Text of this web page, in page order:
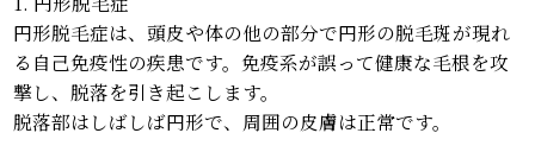
円形脱毛症は、頭皮や体の他の部分で円形の脱毛斑が現れ
る自己免疫性の疾患です。免疫系が誤って健康な毛根を攻
撃し、脱落を引き起こします。
脱落部はしばしば円形で、周囲の皮膚は正常です。